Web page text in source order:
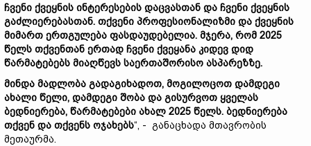
ჩვენი ქვეყნის ინტერესების დაცვასთან და ჩვენი ქვეყნის
გაძლიერებასთან. თქვენი პროფესიონალიზმი და ქვეყნის
მიმართ ერთგულება ფასდაუდებელია. მჯერა, რომ 2025
წელს თქვენთან ერთად ჩვენი ქვეყანა კიდევ დიდ
წარმატებებს მიაღწევს საერთაშორისო ასპარეზზე.
მინდა მადლობა გადაგიხადოთ, მოგილოცოთ დამდეგი
ახალი წელი, დამდეგი შობა და გისურვოთ ყველას
ბედნიერება, წარმატებები ახალ 2025 წელს. ბედნიერება
თქვენ და თქვენს ოჯახებს“, - განაცხადა მთავრობის
მეთაურმა.